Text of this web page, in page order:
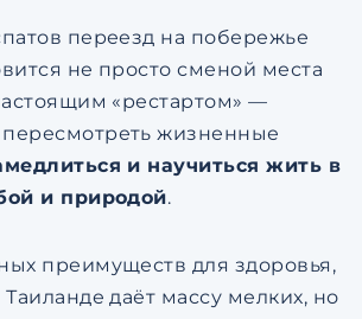
переезд на побережье
не просто сменой места
«рестартом» —
жизненные
и научиться жить в
и природой.
преимуществ для здоровья,
даёт массу мелких, но